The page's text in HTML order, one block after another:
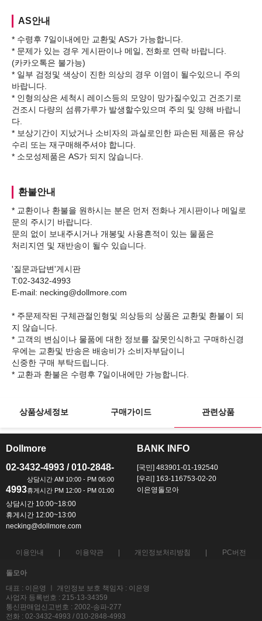
AS안내
* 수령후 7일이내에만 교환및 AS가 가능합니다.
* 문제가 있는 경우 게시판이나 메일, 전화로 연락 바랍니다.
(카카오톡은 불가능)
* 일부 검정및 색상이 진한 의상의 경우 이염이 될수있으니 주의
바랍니다.
* 인형의상은 세척시 레이스등의 모양이 망가질수있고 건조기로
건조시 다량의 섬류가루가 발생할수있으며 주의 및 양해 바랍니
다.
* 보상기간이 지났거나 소비자의 과실로인한 파손된 제품은 유상
수리 또는 재구매해주셔야 합니다.
환불안내
* 교환이나 환불을 원하시는 분은 먼저 전화나 게시판이나 메일로
문의 주시기 바랍니다.
문의 없이 보내주시거나 개봉및 사용흔적이 있는 물품은
처리지연 및 재반송이 될수 있습니다.
'질문과답변'게시판
T:02-3432-4993
E-mail: necking@dollmore.com
* 주문제작된 구체관절인형및 의상등의 상품은 교환및 환불이 되
지 않습니다.
* 고객의 변심이나 물품에 대한 정보를 잘못인식하고 구매하신경
우에는 교환및 반송은 배송비가 소비자부담이니
신중한 구매 부탁드립니다.
상품상세정보 구매가이드 관련상품
Dollmore
02-3432-4993 / 010-2848-
4993
상담시간 10:00~18:00
휴게시간 12:00~13:00
necking@dollmore.com
BANK INFO
[국민] 483901-01-192540
[우리] 163-116753-02-20
이은영돌모아
이용안내 이용약관 개인정보처리방침 PC버전
돌모아
대표 : 이은영 ㅣ 개인정보 보호 책임자 : 이은영
사업자 등록번호 : 215-13-34359
통신판매업신고번호 : 2002-송파-277
전화 : 02-3432-4993 / 010-2848-4993